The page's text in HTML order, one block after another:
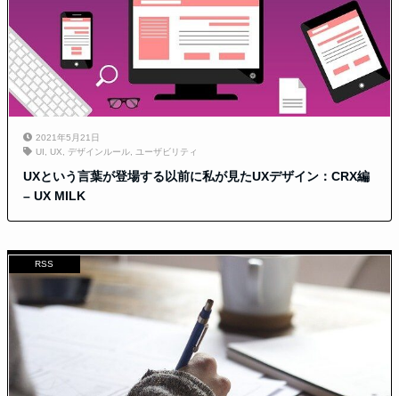
2021年5月21日
UI
UX デザインルール, ユーザビリティ
UXという言葉が登場する以前に私が見たUXデザイン：CRX編
– UX MILK
RSS